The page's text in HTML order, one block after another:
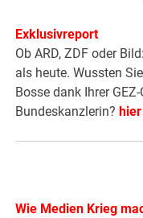
Exklusivreport
Ob ARD, ZDF oder
als heute. Wussten
Bosse dank Ihrer
Bundeskanzlerin?
Wie Medien Krieg